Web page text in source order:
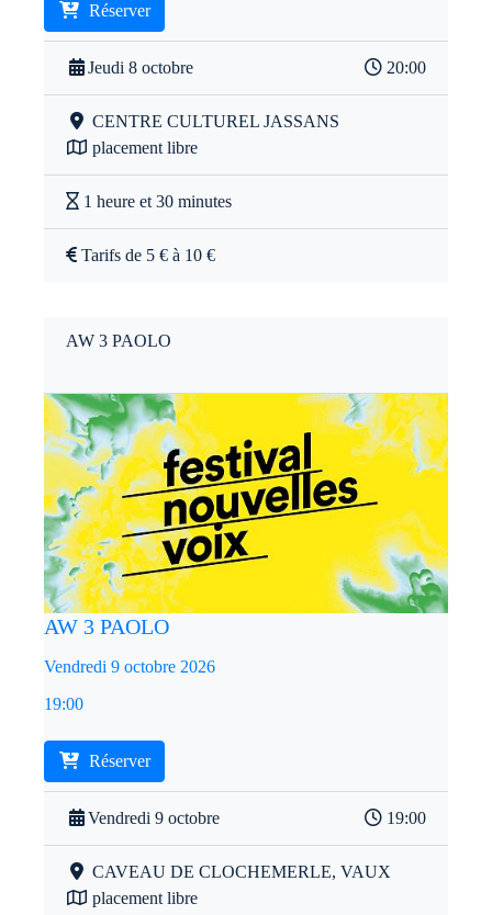
Réserver
Jeudi 8 octobre 20:00
CENTRE CULTUREL JASSANS
placement libre
1 heure et 30 minutes
Tarifs de 5 € à 10 €
AW 3 PAOLO
AW 3 PAOLO
Vendredi 9 octobre 2026
19:00
Réserver
Vendredi 9 octobre 19:00
CAVEAU DE CLOCHEMERLE, VAUX
placement libre